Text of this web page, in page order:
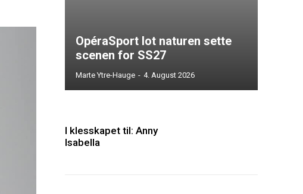
OpéraSport lot naturen sette
scenen for SS27
Marte Ytre-Hauge - 4. August 2026
I klesskapet til: Anny
Isabella